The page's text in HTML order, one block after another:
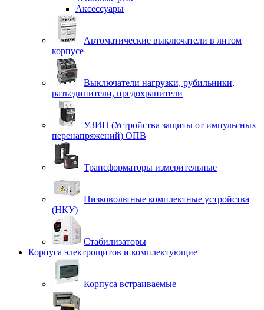
Аксессуары
Автоматические выключатели в литом
корпусе
Выключатели нагрузки, рубильники,
разъединители, предохранители
УЗИП (Устройства защиты от импульсных
перенапряжений) ОПВ
Трансформаторы измерительные
Низковольтные комплектные устройства
(НКУ)
Стабилизаторы
Корпуса электрощитов и комплектующие
Корпуса встраиваемые